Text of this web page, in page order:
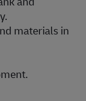
materials in